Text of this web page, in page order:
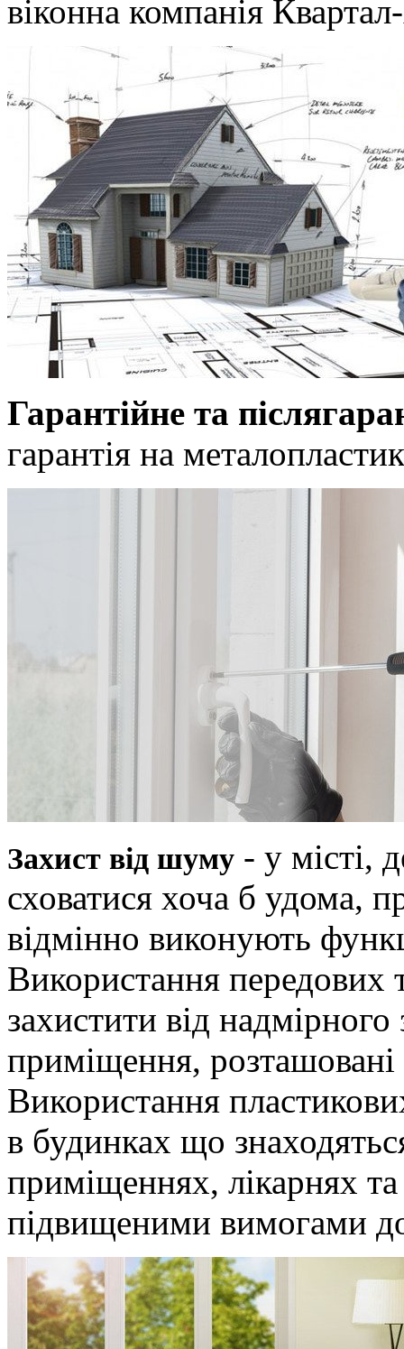
віконна компанія
Гарантійне та
гарантія на
Захист від шуму - у місті,
сховатися хоча б удома,
відмінно виконують
Використання передових
захистити від
приміщення,
Використання
в будинках що
приміщеннях, лікарнях
підвищеними вимогами до